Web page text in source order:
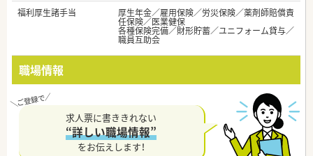
福利厚生諸手当
厚生年金／雇用保険／労災保険／薬剤師賠償責
任保険／医業健保
各種保険完備／財形貯蓄／ユニフォーム貸与／
職員互助会
職場情報
求人票に書ききれない
“詳しい職場情報”
をお伝えします！